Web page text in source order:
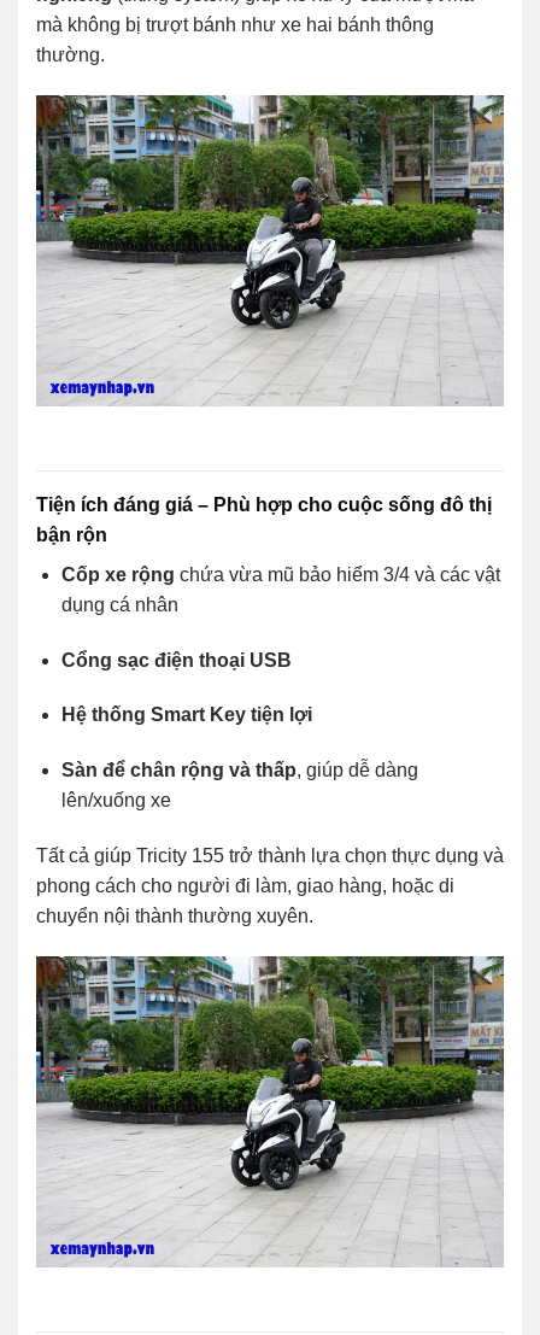
mà không bị trượt bánh như xe hai bánh thông
thường.
Tiện ích đáng giá – Phù hợp cho cuộc sống đô thị
bận rộn
Cốp xe rộng chứa vừa mũ bảo hiểm 3/4 và các vật
dụng cá nhân
Cổng sạc điện thoại USB
Hệ thống Smart Key tiện lợi
Sàn để chân rộng và thấp, giúp dễ dàng
lên/xuống xe
Tất cả giúp Tricity 155 trở thành lựa chọn thực dụng và
phong cách cho người đi làm, giao hàng, hoặc di
chuyển nội thành thường xuyên.